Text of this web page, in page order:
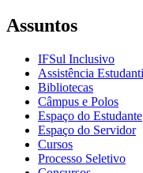
Assuntos
IFSul Inclusivo
Assistência
Bibliotecas
Câmpus e Polos
Espaço do Estudante
Espaço do Servidor
Cursos
Processo Seletivo